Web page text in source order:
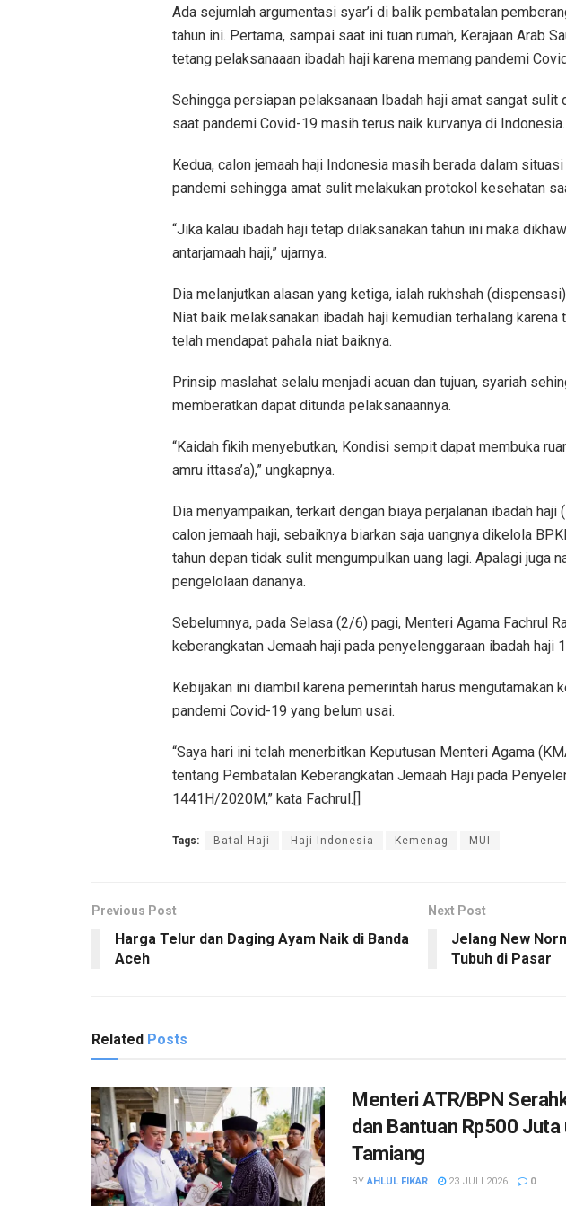
Ada sejumlah argumentasi syar’i di balik pembatalan
tahun ini. Pertama, sampai saat ini tuan rumah, Kerajaan Arab
tetang pelaksanaaan ibadah haji karena memang pandemi
Sehingga persiapan pelaksanaan Ibadah haji amat sangat
saat pandemi Covid-19 masih terus naik kurvanya di Indonesia.
Kedua, calon jemaah haji Indonesia masih berada dalam
pandemi sehingga amat sulit melakukan protokol kesehatan
“Jika kalau ibadah haji tetap dilaksanakan tahun ini maka
antarjamaah haji,” ujarnya.
Dia melanjutkan alasan yang ketiga, ialah rukhshah
Niat baik melaksanakan ibadah haji kemudian terhalang karena
telah mendapat pahala niat baiknya.
Prinsip maslahat selalu menjadi acuan dan tujuan, syariah
memberatkan dapat ditunda pelaksanaannya.
“Kaidah fikih menyebutkan, Kondisi sempit dapat membuka
amru ittasa’a),” ungkapnya.
Dia menyampaikan, terkait dengan biaya perjalanan ibadah
calon jemaah haji, sebaiknya biarkan saja uangnya dikelola
tahun depan tidak sulit mengumpulkan uang lagi. Apalagi juga
pengelolaan dananya.
Sebelumnya, pada Selasa (2/6) pagi, Menteri Agama Fachrul
keberangkatan Jemaah haji pada penyelenggaraan ibadah haji
Kebijakan ini diambil karena pemerintah harus mengutamakan
pandemi Covid-19 yang belum usai.
“Saya hari ini telah menerbitkan Keputusan Menteri Agama
tentang Pembatalan Keberangkatan Jemaah Haji pada
1441H/2020M,” kata Fachrul.[]
Tags: Batal Haji Haji Indonesia Kemenag MUI
Previous Post
Harga Telur dan Daging Ayam Naik di Banda
Aceh
Next Post
Jelang New
Tubuh di Pasar
Related Posts
Menteri ATR/BPN
dan Bantuan Rp500
Tamiang
BY AHLUL FIKAR 23 JULI 2026 0